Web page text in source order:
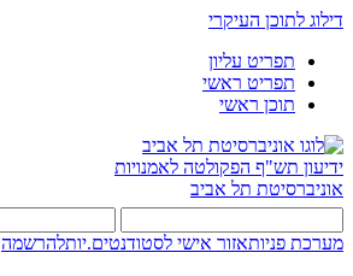
דילוג לתוכן העיקרי
תפריט עליון
תפריט ראשי
תוכן ראשי
ידיעון תש"ף הפקולטה לאמנויות
אוניברסיטת תל אביב
מערכת פניותאזור אישי לסטודנטים.יותלהרשמה